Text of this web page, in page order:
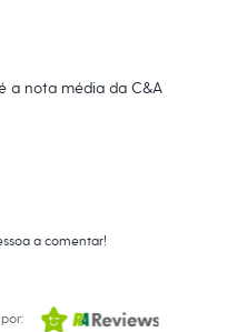
a nota média da C&A
a comentar!